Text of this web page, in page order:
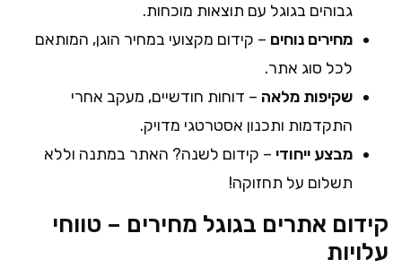
גבוהים בגוגל עם תוצאות מוכחות.
מחירים נוחים – קידום מקצועי במחיר הוגן, המותאם
לכל סוג אתר.
שקיפות מלאה – דוחות חודשיים, מעקב אחרי
התקדמות ותכנון אסטרטגי מדויק.
מבצע ייחודי – קידום לשנה? האתר במתנה וללא
תשלום על תחזוקה!
קידום אתרים בגוגל מחירים – טווחי
עלויות